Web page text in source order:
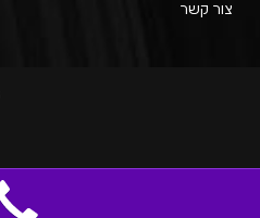
צור קשר